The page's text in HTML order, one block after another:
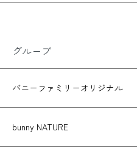
グループ
バニーファミリーオリジナル
bunny NATURE